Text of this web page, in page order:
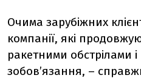
Очима зарубіжних
компанії, які
ракетними обстрілами
зобов’язання, –